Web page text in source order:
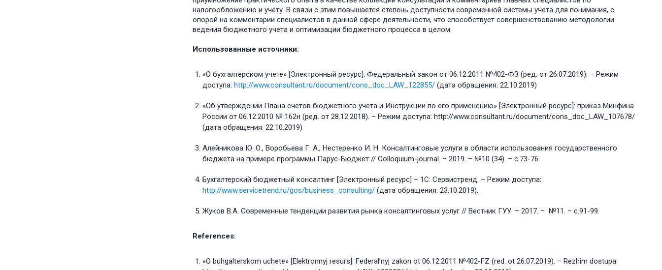
налогообложению и учёту. В связи с этим повышается степень доступности современной системы учета для понимания, с
опорой на комментарии специалистов в данной сфере деятельности, что способствует совершенствованию методологии
ведения бюджетного учета и оптимизации бюджетного процесса в целом.
Использованные источники:
«О бухгалтерском учете» [Электронный ресурс]: Федеральный закон от 06.12.2011 №402-ФЗ (ред. от 26.07.2019). – Режим
доступа: http://www.consultant.ru/document/cons_doc_LAW_122855/(дата обращения: 22.10.2019)
«Об утверждении Плана счетов бюджетного учета и Инструкции по его применению» [Электронный ресурс]: приказ Минфина
России от 06.12.2010 № 162н (ред. от 28.12.2018). – Режим доступа: http://www.consultant.ru/document/cons_doc_LAW_107678/
(дата обращения: 22.10.2019)
Алейникова Ю. О., Воробьева Г. А., Нестеренко И. Н. Консалтинговые услуги в области использования государственного
бюджета на примере программы Парус-Бюджет // Colloquium-journal. – 2019. – №10 (34). – с.73-76.
Бухгалтерский бюджетный консалтинг [Электронный ресурс] – 1С: Сервистренд. – Режим доступа:
http://www.servicetrend.ru/gos/business_consulting/(дата обращения: 23.10.2019).
Жуков В.А. Современные тенденции развития рынка консалтинговых услуг // Вестник ГУУ. – 2017. – №11. – с.91-99.
References:
«O buhgalterskom uchete» [Elektronnyj resurs]: Federal’nyj zakon ot 06.12.2011 №402-FZ (red. ot 26.07.2019). – Rezhim dostupa: